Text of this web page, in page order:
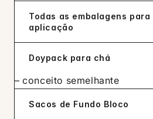
Todas as embalagens
aplicação
Doypack para chá
– conceito semelhante
Sacos de Fundo Bloco